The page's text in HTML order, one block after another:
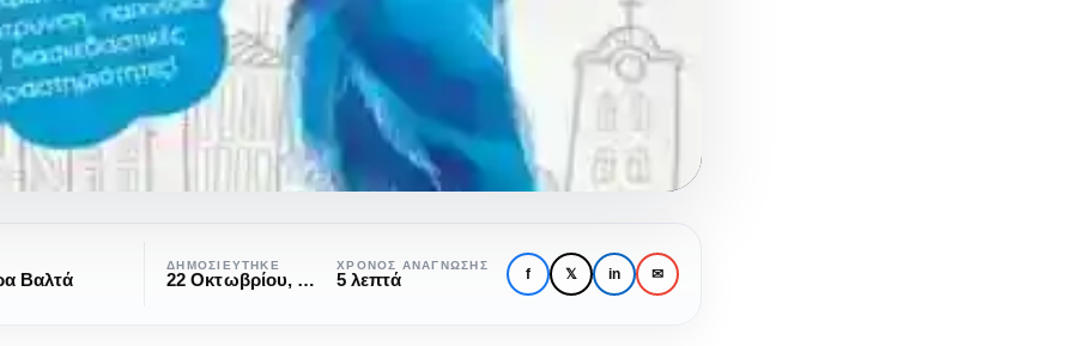
Βαλτά
ΔΗΜΟΣΙΕΎΤΗΚΕ
22 Οκτωβρίου, 2021
ΧΡΌΝΟΣ ΑΝΆΓΝΩΣΗΣ
5 λεπτά f 𝕏 in ✉